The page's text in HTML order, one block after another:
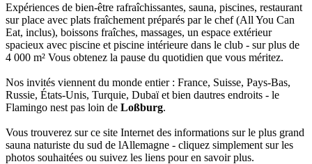
Expériences de bien-être rafraîchissantes, sauna, piscines, restaurant
sur place avec plats fraîchement préparés par le chef (All You Can
Eat, inclus), boissons fraîches, massages, un espace extérieur
spacieux avec piscine et piscine intérieure dans le club - sur plus de
4 000 m² Vous obtenez la pause du quotidien que vous méritez.
Nos invités viennent du monde entier : France, Suisse, Pays-Bas,
Russie, États-Unis, Turquie, Dubaï et bien dautres endroits - le
Flamingo nest pas loin de Loßburg.
Vous trouverez sur ce site Internet des informations sur le plus grand
sauna naturiste du sud de lAllemagne - cliquez simplement sur les
photos souhaitées ou suivez les liens pour en savoir plus.